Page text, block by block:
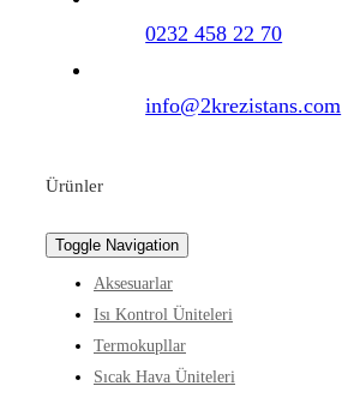
0232 458 22 70
info@2krezistans.com
Ürünler
Toggle Navigation
Aksesuarlar
Isı Kontrol Üniteleri
Termokupllar
Sıcak Hava Üniteleri